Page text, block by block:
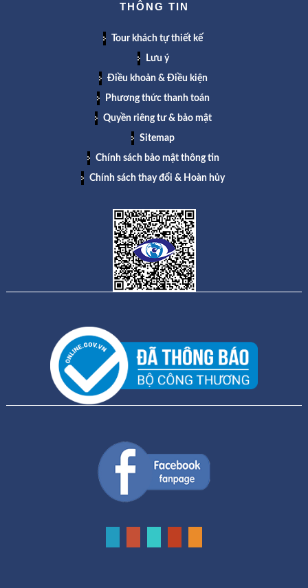
THÔNG TIN
Tour khách tự thiết kế
Lưu ý
Điều khoản & Điều kiện
Phương thức thanh toán
Quyền riêng tư & bảo mật
Sitemap
Chính sách bảo mật thông tin
Chính sách thay đổi & Hoàn hủy